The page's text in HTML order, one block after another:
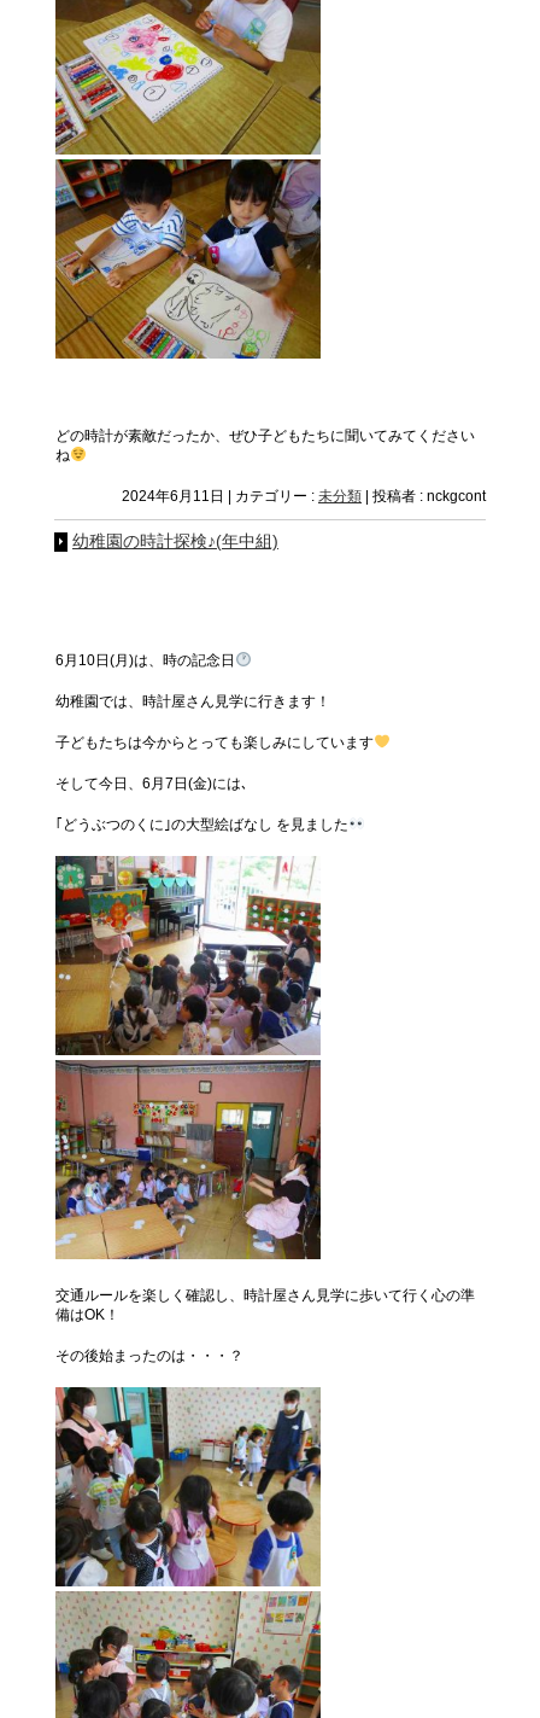
どの時計が素敵だったか、ぜひ子どもたちに聞いてみてください
ね
2024年6月11日 カテゴリー : 未分類 投稿者 : nckgcont
幼稚園の時計探検♪(年中組)
6月10日(月)は、時の記念日
幼稚園では、時計屋さん見学に行きます！
子どもたちは今からとっても楽しみにしています
そして今日、6月7日(金)には､
｢どうぶつのくに｣の大型絵ばなし を見ました
交通ルールを楽しく確認し、時計屋さん見学に歩いて行く心の準
備はOK！
その後始まったのは・・・？